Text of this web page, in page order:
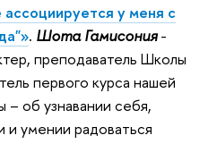
у меня с
. Шота Гамисония -
преподаватель Школы
первого курса нашей
– об узнавании себя,
и умении радоваться